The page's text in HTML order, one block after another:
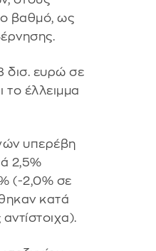
βαθμό, ως
δισ. ευρώ σε
έλλειμμα
υπερέβη
2,5%
(-2,0% σε
κατά